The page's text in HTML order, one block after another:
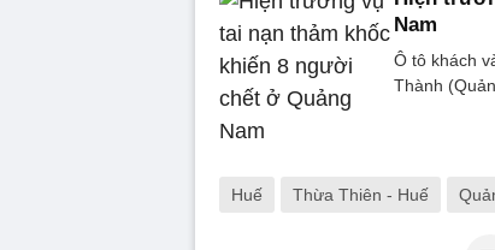
Nam
Ô tô khách
Thành
Huế Thừa Thiên - Huế